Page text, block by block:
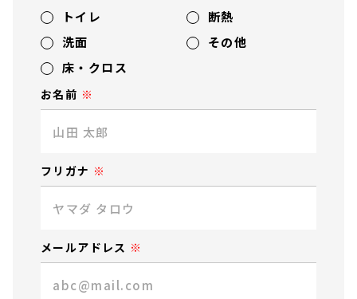
トイレ
洗面
床・クロス
断熱
その他
お名前
フリガナ
メールアドレス